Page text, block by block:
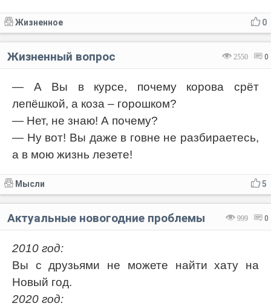
0
Жизненное
2550 0
Жизненный вопрос
— А Вы в курсе, почему корова срёт
лепёшкой, а коза – горошком?
— Нет, не знаю! А почему?
— Ну вот! Вы даже в говне не разбираетесь,
а в мою жизнь лезете!
5
Мысли
999 0
Актуальные новогодние проблемы
2010 год:
Вы с друзьями не можете найти хату на
Новый год.
2020 год: